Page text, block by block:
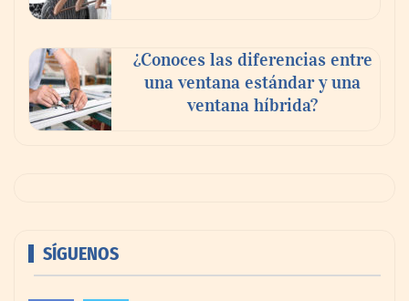
¿Conoces las diferencias entre
una ventana estándar y una
ventana híbrida?
SÍGUENOS